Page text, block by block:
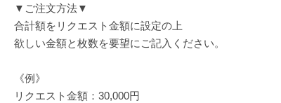
▼ご注文方法▼
合計額をリクエスト金額に設定の上
欲しい金額と枚数を要望にご記入ください。
《例》
リクエスト金額：30,000円